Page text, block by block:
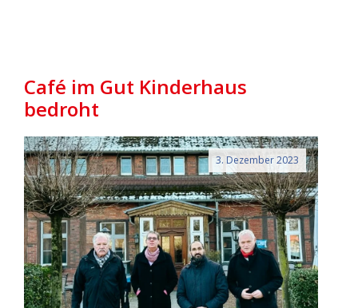
Café im Gut Kinderhaus
bedroht
3. Dezember 2023